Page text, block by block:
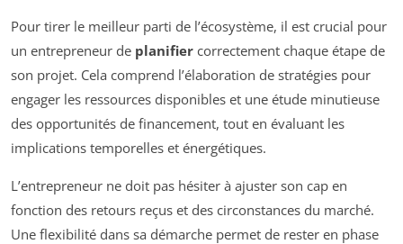
Pour tirer le meilleur parti de l’écosystème, il est crucial pour
un entrepreneur de planifier correctement chaque étape de
son projet. Cela comprend l’élaboration de stratégies pour
engager les ressources disponibles et une étude minutieuse
des opportunités de financement, tout en évaluant les
implications temporelles et énergétiques.
L’entrepreneur ne doit pas hésiter à ajuster son cap en
fonction des retours reçus et des circonstances du marché.
Une flexibilité dans sa démarche permet de rester en phase